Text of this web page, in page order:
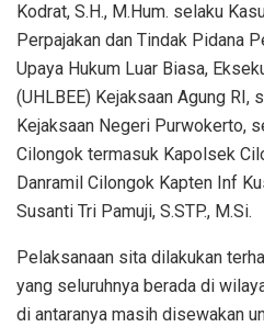
Kodrat, S.H., M.Hum. selaku
Perpajakan dan Tindak Pidana
Upaya Hukum Luar Biasa,
(UHLBEE) Kejaksaan Agung RI,
Kejaksaan Negeri Purwokerto,
Cilongok termasuk Kapolsek
Danramil Cilongok Kapten Inf
Susanti Tri Pamuji, S.STP., M.Si.
Pelaksanaan sita dilakukan
yang seluruhnya berada di
di antaranya masih disewakan